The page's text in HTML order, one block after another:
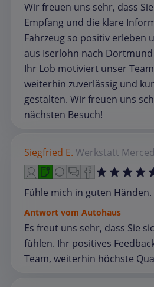
Wir freuen uns sehr, dass
Empfang und die klare
Fahrzeug so positiv erleben
aus Iserlohn nach
Ihr Lob motiviert unser
weiterhin zuverlässig und
gestalten. Wir freuen uns
nächsten Besuch!
Siegfried E. Werkstatt
Fühle mich in guten Händen.
Antwort vom Autohaus
Es freut uns sehr, dass Sie
fühlen. Ihr positives
Team, weiterhin höchste